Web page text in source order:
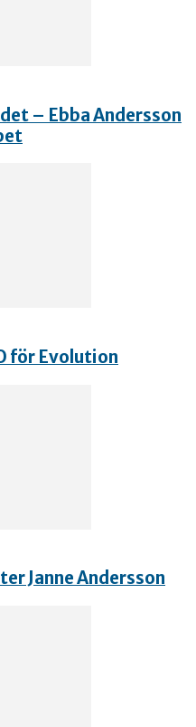
– Ebba Andersson
för Evolution
Janne Andersson